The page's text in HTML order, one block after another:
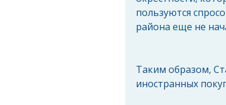
пользуются
района еще не
Таким образом,
иностранных